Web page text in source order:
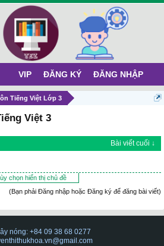
Tiếng Việt Lớp 3
Việt 3
Bài viết cuối ↓
chọn hiển thị chủ đề
(Bạn phải Đăng nhập hoặc Đăng ký để đăng bài viết)
VIP ĐĂNG KÝ ĐĂNG NHẬP
nóng: +84 09 38 68 0277